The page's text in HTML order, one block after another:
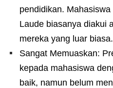
pendidikan.
Laude biasanya diakui
mereka yang luar biasa.
Sangat Memuaskan:
kepada mahasiswa
baik, namun belum